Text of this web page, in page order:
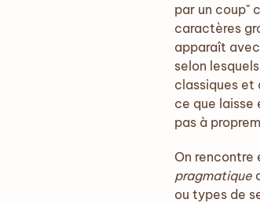
par un coup"
caractères
apparaît
selon
classiques et
ce que laisse
pas à
On rencontre
pragmatique
ou types de